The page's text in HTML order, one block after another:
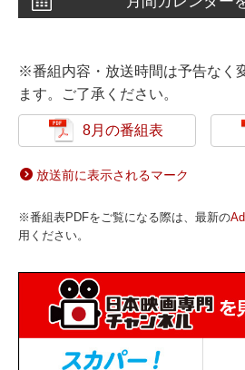
※番組内容・放送時間は予告なく
ます。ご了承ください。
8月の番組表
放送前に表示されるマーク
※番組表PDFをご覧になる際は、最新の
用ください。